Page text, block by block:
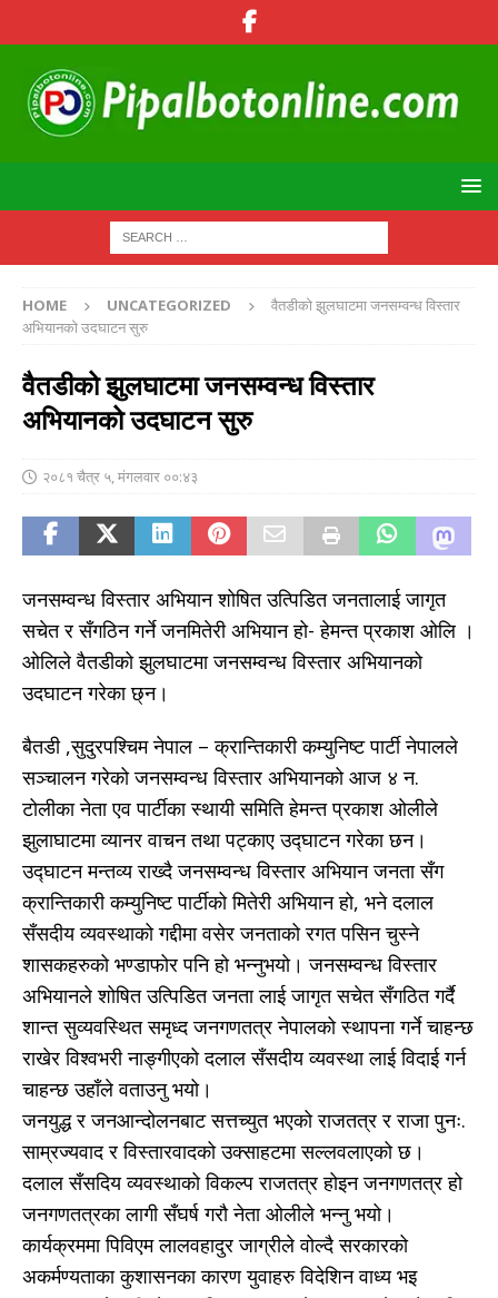
HOME UNCATEGORIZED
वैतडीको झुलघाटमा जनसम्वन्ध विस्तार
अभियानको उदघाटन सुरु
वैतडीको झुलघाटमा जनसम्वन्ध विस्तार
अभियानको उदघाटन सुरु
२०८१ चैत्र ५, मंगलवार ००:४३
जनसम्वन्ध विस्तार अभियान शोषित उत्पिडित जनतालाई जागृत
सचेत र सँगठिन गर्ने जनमितेरी अभियान हो- हेमन्त प्रकाश ओलि ।
ओलिले वैतडीको झुलघाटमा जनसम्वन्ध विस्तार अभियानको
उदघाटन गरेका छ्न।
बैतडी ,सुदुरपश्चिम नेपाल – क्रान्तिकारी कम्युनिष्ट पार्टी नेपालले
सञ्चालन गरेको जनसम्वन्ध विस्तार अभियानको आज ४ न.
टोलीका नेता एव पार्टीका स्थायी समिति हेमन्त प्रकाश ओलीले
झुलाघाटमा व्यानर वाचन तथा पट्काए उद्घाटन गरेका छन।
उद्घाटन मन्तव्य राख्दै जनसम्वन्ध विस्तार अभियान जनता सँग
क्रान्तिकारी कम्युनिष्ट पार्टीको मितेरी अभियान हो, भने दलाल
सँसदीय व्यवस्थाको गद्दीमा वसेर जनताको रगत पसिन चुस्ने
शासकहरुको भण्डाफोर पनि हो भन्नुभयो। जनसम्वन्ध विस्तार
अभियानले शोषित उत्पिडित जनता लाई जागृत सचेत सँगठित गर्दै
शान्त सुव्यवस्थित समृध्द जनगणतत्र नेपालको स्थापना गर्ने चाहन्छ
राखेर विश्वभरी नाङ्गीएको दलाल सँसदीय व्यवस्था लाई विदाई गर्न
चाहन्छ उहाँले वताउनु भयो।
जनयुद्ध र जनआन्दोलनबाट सत्तच्युत भएको राजतत्र र राजा पुनः.
साम्रज्यवाद र विस्तारवादको उक्साहटमा सल्लवलाएको छ।
दलाल सँसदिय व्यवस्थाको विकल्प राजतत्र होइन जनगणतत्र हो
जनगणतत्रका लागी सँघर्ष गरौ नेता ओलीले भन्नु भयो।
कार्यक्रममा पिविएम लालवहादुर जाग्रीले वोल्दै सरकारको
अकर्मण्यताका कुशासनका कारण युवाहरु विदेशिन वाध्य भइ